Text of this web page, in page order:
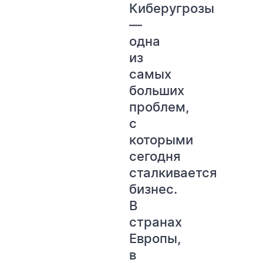
Киберугрозы
—
одна
из
самых
больших
проблем,
с
которыми
сегодня
сталкивается
бизнес.
В
странах
Европы,
в